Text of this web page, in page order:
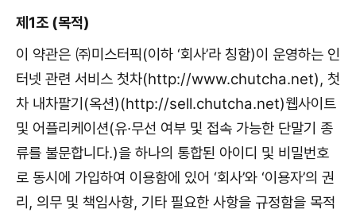
제1조 (목적)
이 약관은 ㈜미스터픽(이하 ‘회사’라 칭함)이 운영하는 인
터넷 관련 서비스 첫차(http://www.chutcha.net), 첫
차 내차팔기(옥션)(http://sell.chutcha.net)웹사이트
및 어플리케이션(유·무선 여부 및 접속 가능한 단말기 종
류를 불문합니다.)을 하나의 통합된 아이디 및 비밀번호
로 동시에 가입하여 이용함에 있어 ‘회사’와 ‘이용자’의 권
리, 의무 및 책임사항, 기타 필요한 사항을 규정함을 목적